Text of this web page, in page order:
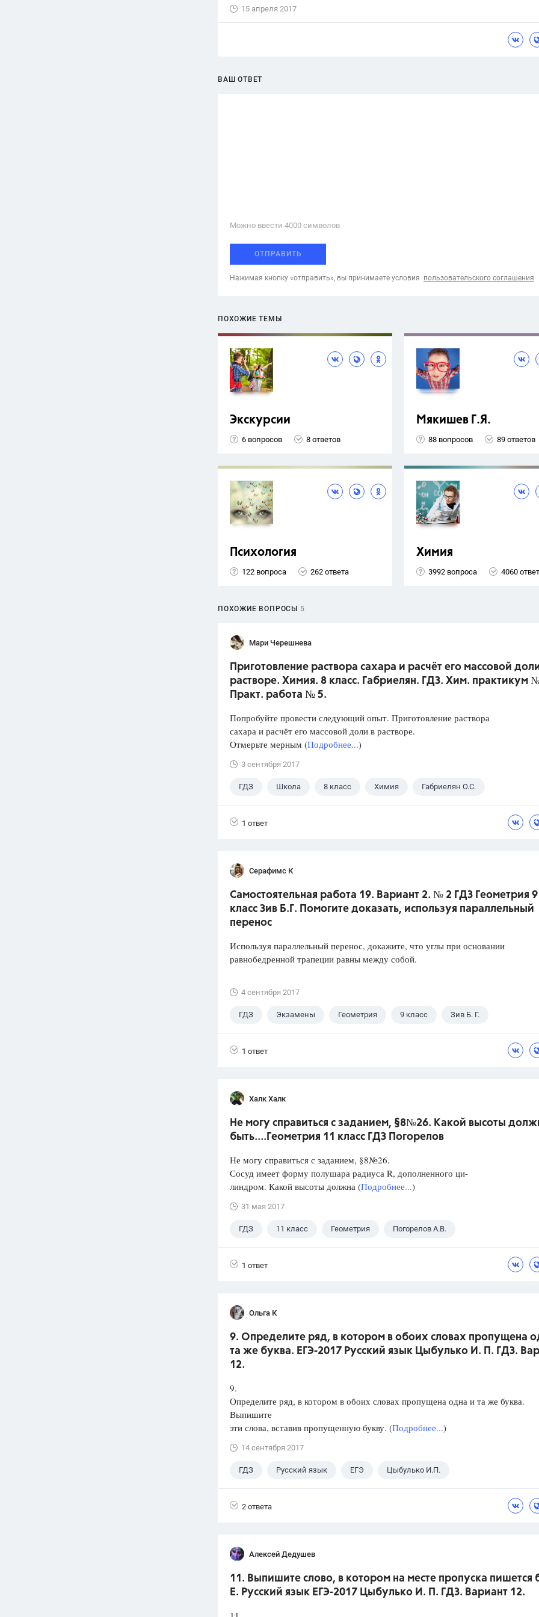
15 апреля 2017
ВАШ ОТВЕТ
Можно ввести 4000 cимволов
ОТПРАВИТЬ
Нажимая кнопку «отправить», вы принимаете условия пользовательского соглашения
ПОХОЖИЕ ТЕМЫ
Экскурсии
6 вопросов 8 ответов
Мякишев Г.Я.
88 вопросов 89 ответов
Психология
122 вопроса 262 ответа
Химия
3992 вопроса 4060
ПОХОЖИЕ ВОПРОСЫ 5
Мари Черешнева
Приготовление раствора сахара и расчёт его массовой
растворе. Химия. 8 класс. Габриелян. ГДЗ. Хим. практикум
Практ. работа № 5.
Попробуйте провести следующий опыт. Приготовление раствора
сахара и расчёт его массовой доли в растворе.
Отмерьте мерным (Подробнее...)
3 сентября 2017
ГДЗ Школа 8 класс Химия Габриелян О.С.
1 ответ
Серафимс К
Самостоятельная работа 19. Вариант 2. № 2 ГДЗ Геометрия 9
класс Зив Б.Г. Помогите доказать, используя параллельный
перенос
Используя параллельный перенос, докажите, что углы при основании
равнобедренной трапеции равны между собой.
4 сентября 2017
ГДЗ Экзамены Геометрия 9 класс Зив Б. Г.
1 ответ
Халк Халк
Не могу справиться с заданием, §8№26. Какой высоты
быть....Геометрия 11 класс ГДЗ Погорелов
Не могу справиться с заданием, §8№26.
Сосуд имеет форму полушара радиуса R, дополненного ци-
линдром. Какой высоты должна (Подробнее...)
31 мая 2017
ГДЗ 11 класс Геометрия Погорелов А.В.
1 ответ
Ольга К
9. Определите ряд, в котором в обоих словах пропущена
та же буква. ЕГЭ-2017 Русский язык Цыбулько И. П. ГДЗ.
12.
9.
Определите ряд, в котором в обоих словах пропущена одна и та же буква.
Выпишите
эти слова, вставив пропущенную букву. (Подробнее...)
14 сентября 2017
ГДЗ Русский язык ЕГЭ Цыбулько И.П.
2 ответа
Алексей Дедушев
11. Выпишите слово, в котором на месте пропуска пишется
Е. Русский язык ЕГЭ-2017 Цыбулько И. П. ГДЗ. Вариант 12.